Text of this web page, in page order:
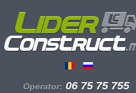
Operator: 06 75 75 755